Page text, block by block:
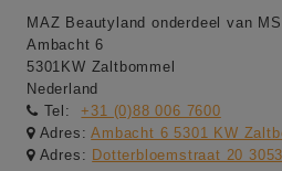
MAZ Beautyland onderdeel van
Ambacht 6
5301KW Zaltbommel
Nederland
Tel:
+31 (0)88 006 7600
Adres:Ambacht 6 5301 KW
Adres: Dotterbloemstraat 20